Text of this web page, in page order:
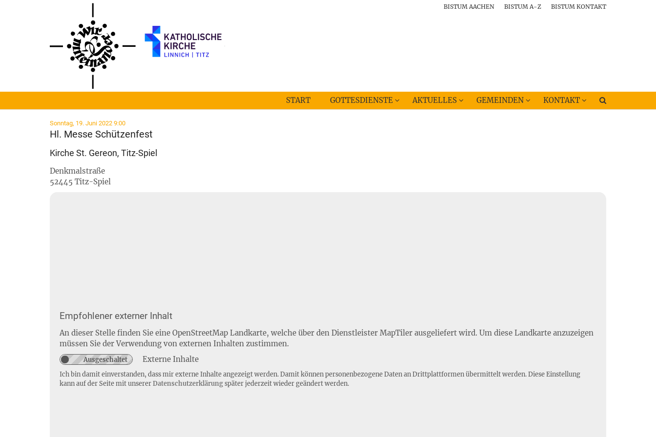
BISTUM AACHEN BISTUM A-Z BISTUM KONTAKT
START GOTTESDIENSTE AKTUELLES GEMEINDEN KONTAKT
Sonntag, 19. Juni 2022 9:00:
Hl. Messe Schützenfest
Kirche St. Gereon, Titz-Spiel
Denkmalstraße
52445 Titz-Spiel
Empfohlener externer Inhalt
An dieser Stelle finden Sie eine OpenStreetMap Landkarte, welche über den Dienstleister MapTiler ausgeliefert wird. Um diese Landkarte anzuzeigen
müssen Sie der Verwendung von externen Inhalten zustimmen.
Externe Inhalte
Ich bin damit einverstanden, dass mir externe Inhalte angezeigt werden. Damit können personenbezogene Daten an Drittplattformen übermittelt werden. Diese Einstellung
kann auf der Seite mit unsererDatenschutzerklärungspäter jederzeit wieder geändert werden.